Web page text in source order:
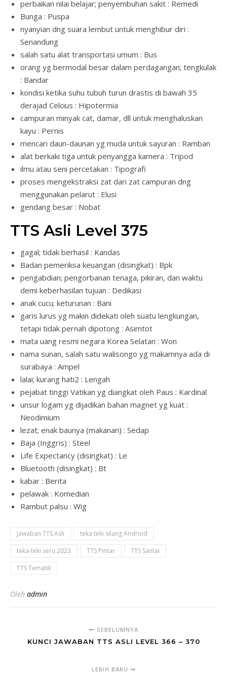
perbaikan nilai belajar; penyembuhan sakit : Remedi
Bunga : Puspa
nyanyian dng suara lembut untuk menghibur diri :
Senandung
salah satu alat transportasi umum : Bus
orang yg bermodal besar dalam perdagangan; tengkulak
: Bandar
kondisi ketika suhu tubuh turun drastis di bawah 35
derajad Celcius : Hipotermia
campuran minyak cat, damar, dll untuk menghaluskan
kayu : Pernis
mencari daun-daunan yg muda untuk sayuran : Ramban
alat berkaki tiga untuk penyangga kamera : Tripod
ilmu atau seni percetakan : Tipografi
proses mengekstraksi zat dari zat campuran dng
menggunakan pelarut : Elusi
gendang besar : Nobat
TTS Asli Level 375
gagal; tidak berhasil : Kandas
Badan pemeriksa keuangan (disingkat) : Bpk
pengabdian; pengorbanan tenaga, pikiran, dan waktu
demi keberhasilan tujuan : Dedikasi
anak cucu; keturunan : Bani
garis lurus yg makin didekati oleh suatu lengkungan,
tetapi tidak pernah dipotong : Asimtot
mata uang resmi negara Korea Selatan : Won
nama sunan, salah satu walisongo yg makamnya ada di
surabaya : Ampel
lalai; kurang hati2 : Lengah
pejabat tinggi Vatikan yg diangkat oleh Paus : Kardinal
unsur logam yg dijadikan bahan magnet yg kuat :
Neodimium
lezat; enak baunya (makanan) : Sedap
Baja (Inggris) : Steel
Life Expectancy (disingkat) : Le
Bluetooth (disingkat) : Bt
kabar : Berita
pelawak : Komedian
Rambut palsu : Wig
Jawaban TTS Asli
teka teki silang Android
teka-teki seru 2023
TTS Pintar
TTS Santai
TTS Tematik
Oleh admin
SEBELUMNYA
KUNCI JAWABAN TTS ASLI LEVEL 366 – 370
LEBIH BARU